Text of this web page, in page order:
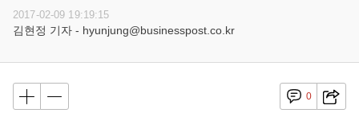
2017-02-09 19:19:15
김현정 기자 - hyunjung@businesspost.co.kr
0